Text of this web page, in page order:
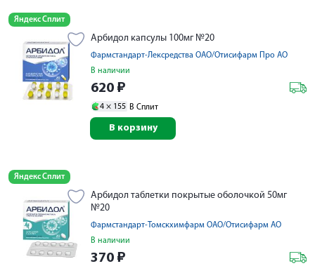
Яндекс Сплит
Арбидол капсулы 100мг №20
Фармстандарт-Лексредства ОАО/Отисифарм Про АО
В наличии
620 ₽
4 × 155 В Сплит
В корзину
Яндекс Сплит
Арбидол таблетки покрытые оболочкой 50мг
№20
Фармстандарт-Томскхимфарм ОАО/Отисифарм АО
В наличии
370 ₽